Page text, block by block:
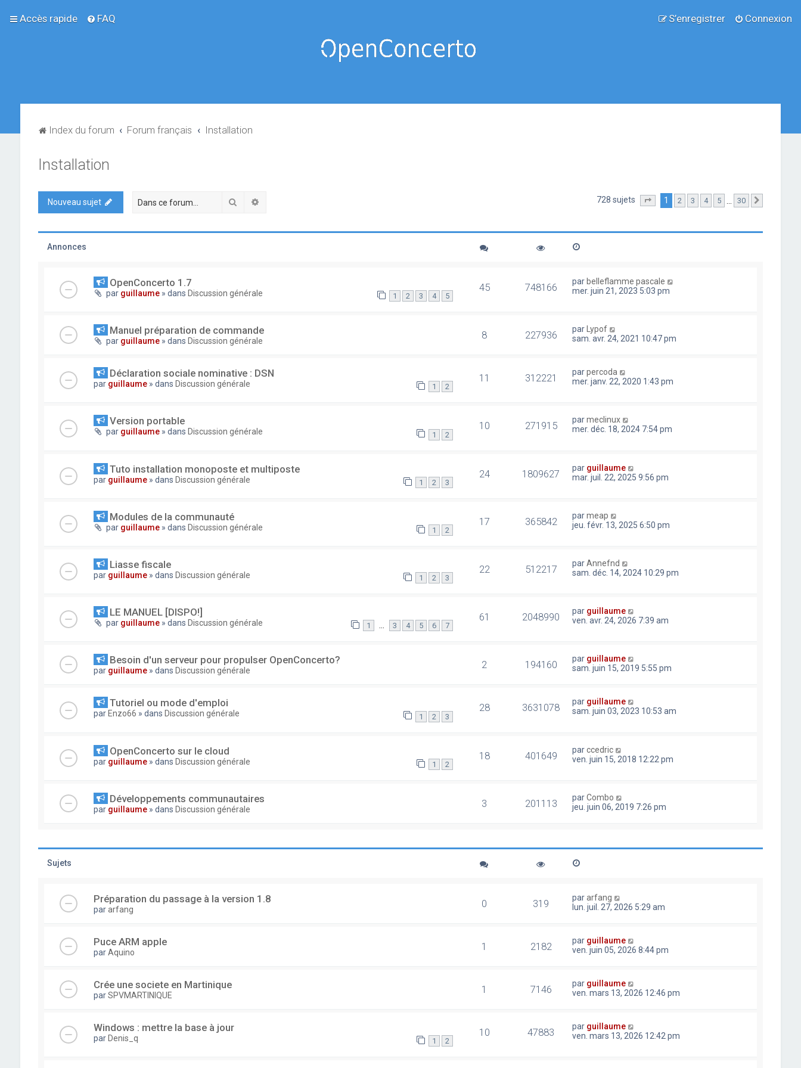
Accès rapide FAQ Connexion
S’enregistrer
Index du forum Forum français Installation
Installation
Nouveau sujet Rechercher 728 sujets Page sur 30
1 2 3 4 5 30
Annonces
OpenConcerto 1.7
par guillaume » dans Discussion générale 1 2 3 4 5
45 748166 par belleflamme pascale
mer. juin 21, 2023 5:03 pm
Manuel préparation de commande
par guillaume » dans Discussion générale 8 227936 par Lypof
sam. avr. 24, 2021 10:47 pm
Déclaration sociale nominative : DSN
par guillaume » dans Discussion générale 1 2
11 312221 parpercoda
mer. janv. 22, 2020 1:43 pm
Version portable
par guillaume » dans Discussion générale 1 2
10 271915 parmeclinux
mer. déc. 18, 2024 7:54 pm
Tuto installation monoposte et multiposte
par guillaume » dans Discussion générale 1 2 3
24 1809627 par guillaume
mar. juil. 22, 2025 9:56 pm
Modules de la communauté
par guillaume » dans Discussion générale 1 2
17 365842 parmeap
jeu. févr. 13, 2025 6:50 pm
Liasse fiscale
par guillaume » dans Discussion générale 1 2 3
22 512217 parAnnefnd
sam. déc. 14, 2024 10:29 pm
LE MANUEL [DISPO!]
par guillaume » dans Discussion générale 1 … 3 4 5 6 7
61 2048990 par guillaume
ven. avr. 24, 2026 7:39 am
Besoin d'un serveur pour propulser OpenConcerto?
par guillaume » dans Discussion générale 2 194160 par guillaume
sam. juin 15, 2019 5:55 pm
Tutoriel ou mode d'emploi
par Enzo66 » dans Discussion générale 1 2 3
28 3631078 par guillaume
sam. juin 03, 2023 10:53 am
OpenConcerto sur le cloud
par guillaume » dans Discussion générale 1 2
18 401649 parccedric
ven. juin 15, 2018 12:22 pm
Développements communautaires
par guillaume » dans Discussion générale 3 201113 parCombo
jeu. juin 06, 2019 7:26 pm
Sujets
Préparation du passage à la version 1.8
pararfang 0 319 pararfang
lun. juil. 27, 2026 5:29 am
Puce ARM apple
parAquino 1 2182 par guillaume
ven. juin 05, 2026 8:44 pm
Crée une societe en Martinique
parSPVMARTINIQUE 1 7146 par guillaume
ven. mars 13, 2026 12:46 pm
Windows : mettre la base à jour
par Denis_q 1 2
10 47883 par guillaume
ven. mars 13, 2026 12:42 pm